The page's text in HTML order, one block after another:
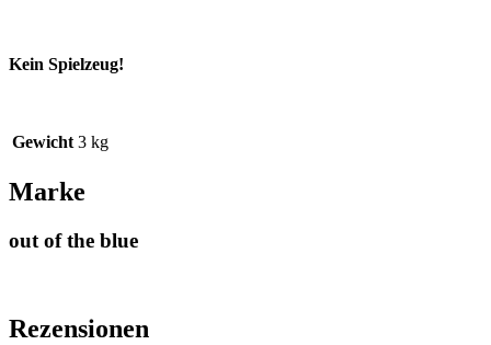
Kein Spielzeug!
Gewicht 3 kg
Marke
out of the blue
Rezensionen